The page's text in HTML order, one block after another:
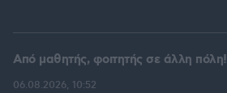
Από μαθητής, φοιτητής σε άλλη πόλη!
06.08.2026, 10:52